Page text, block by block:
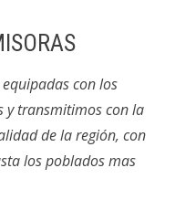
con los
y transmitimos con la
de la región, con
los poblados mas